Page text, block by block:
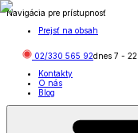
Navigácia pre prístupnosť
Prejsť na obsah
02/330 565 92dnes 7 - 22
Kontakty
O nás
Blog